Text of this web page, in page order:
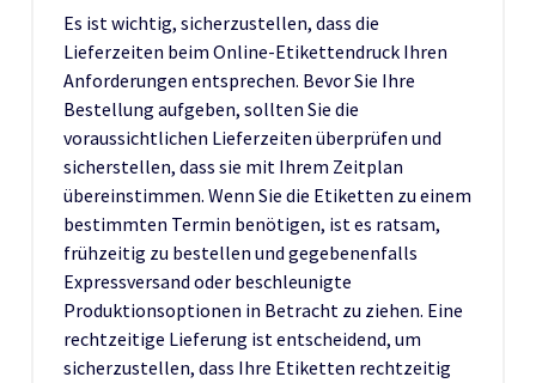
Es ist wichtig, sicherzustellen, dass die
Lieferzeiten beim Online-Etikettendruck Ihren
Anforderungen entsprechen. Bevor Sie Ihre
Bestellung aufgeben, sollten Sie die
voraussichtlichen Lieferzeiten überprüfen und
sicherstellen, dass sie mit Ihrem Zeitplan
übereinstimmen. Wenn Sie die Etiketten zu einem
bestimmten Termin benötigen, ist es ratsam,
frühzeitig zu bestellen und gegebenenfalls
Expressversand oder beschleunigte
Produktionsoptionen in Betracht zu ziehen. Eine
rechtzeitige Lieferung ist entscheidend, um
sicherzustellen, dass Ihre Etiketten rechtzeitig